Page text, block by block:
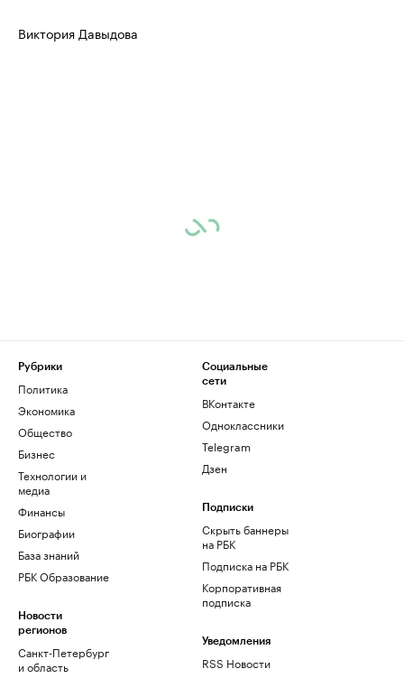
Виктория Давыдова
Рубрики
Политика
Экономика
Общество
Бизнес
Технологии и
медиа
Финансы
Биографии
База знаний
РБК Образование
Новости
регионов
Санкт-Петербург
и область
Социальные
сети
ВКонтакте
Одноклассники
Telegram
Дзен
Подписки
Скрыть баннеры
на РБК
Подписка на РБК
Корпоративная
подписка
Уведомления
RSS Новости